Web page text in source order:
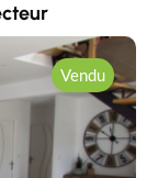
Vendu